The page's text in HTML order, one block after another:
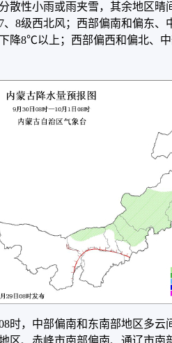
散性小雨或雨夹雪，其余地区晴
、8级西北风；西部偏南和偏东
降8℃以上；西部偏西和偏北、
时，中部偏南和东南部地区多
区、赤峰市南部偏南、通辽市南